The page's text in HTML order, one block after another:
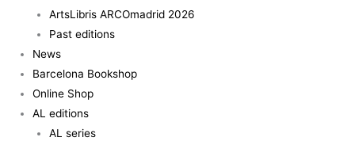
ArtsLibris ARCOmadrid 2026
Past editions
News
Barcelona Bookshop
Online Shop
AL editions
AL series